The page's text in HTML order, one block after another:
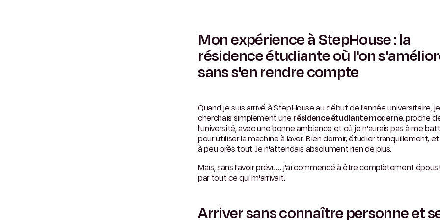
Mon expérience à StepHouse : la
résidence étudiante où l'on
sans s'en rendre compte
Quand je suis arrivé à StepHouse au début de l'année universitaire, je
cherchais simplement une résidence étudiante moderne, proche
l'université, avec une bonne ambiance et où je n'aurais pas à me
pour utiliser la machine à laver. Bien dormir, étudier tranquillement,
à peu près tout. Je n'attendais absolument rien de plus.
Mais, sans l'avoir prévu… j'ai commencé à être complètement
par tout ce qui m'arrivait.
Arriver sans connaître personne et